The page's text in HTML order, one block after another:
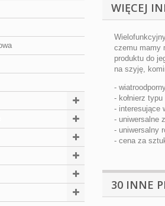
WIĘCEJ
czemu mamy
produktu do
na szyję,
-
- kołnierz typu
- interesujące
- uniwersalne
- uniwersalny
- cena za
30 INNE